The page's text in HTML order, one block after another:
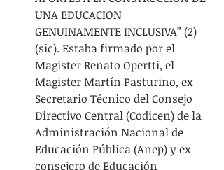
UNA EDUCACION
GENUINAMENTE INCLUSIVA” (2)
(sic). Estaba firmado por el
Magister Renato Opertti, el
Magister Martín Pasturino, ex
Secretario Técnico del Consejo
Directivo Central (Codicen) de la
Administración Nacional de
Educación Pública (Anep) y ex
consejero de Educación